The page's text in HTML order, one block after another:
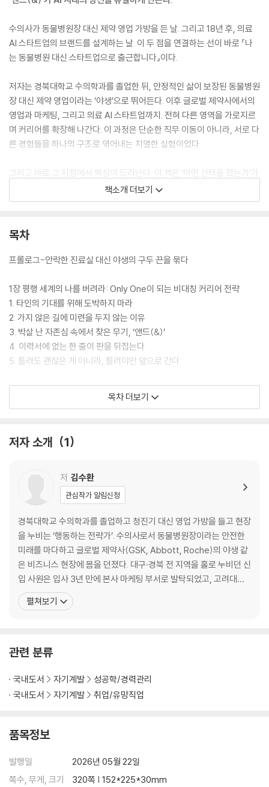
수의사가 동물병원장 대신 제약 영업 가방을 든 날. 그리고 18년 후, 의료
AI 스타트업의 브랜드를 설계하는 날. 이 두 점을 연결하는 선이 바로 『나
는 동물병원 대신 스타트업으로 출근합니다』이다.
저자는 경북대학교 수의학과를 졸업한 뒤, 안정적인 삶이 보장된 동물병원
장 대신 제약 영업이라는 ‘야생’으로 뛰어든다. 이후 글로벌 제약사에서의
영업과 마케팅, 그리고 의료 AI 스타트업까지. 전혀 다른 영역을 가로지르
며 커리어를 확장해 나간다. 이 과정은 단순한 직무 이동이 아니라, 서로 다
른 경험들을 하나의 구조로 엮어내는 치열한 실험이었다.
그리고 바로 그 지점에서 핵심이 드러난다. 이 책은 ‘어떤 선택을 했는가’가
아니라, ‘그 선택들을 어떻게 연결했는가’에 대한 이야기다. 안정과 불안,
성공과 실패, 본업과 ‘딴짓’ 사이에 흩어져 있던 경험들이 ‘앤드(&)’라는 방
대신, 누구도 대체할 수 없는 구조로 재편된다. 이 책이 독자에게 던지는 질
야 할 것인가.
책소개 더보기
목차
프롤로그-안락한 진료실 대신 야생의 구두 끈을 묶다
1장 평행 세계의 나를 버려라: Only One이 되는 비대칭 커리어 전략
1. 타인의 기대를 위해 도박하지 마라
2. 가지 않은 길에 미련을 두지 않는 이유
3. 박살 난 자존심 속에서 찾은 무기, ‘앤드(&)’
4. 이력서에 없는 한 줄이 판을 뒤집는다
5. 틀려도 괜찮은 게 아니라, 틀려야만 앞으로 간다
2장 규제의 역설을 활용하라: 첫 번째 앤드(&)는 이미 당신 안에 있다
1. 진입 장벽을 나만의 ‘해자’로 바꾸는 법
4. 구경꾼 100명보다 ‘광팬’ 1명이 전부다
6. 신뢰는 가장 강력한 자본이다
3장 커리어 안에서 앤드(&)를 설계하라 : 딴짓이 몸값을 결정한다
1. 안정적인 미래를 버리고 성장을 선택한 이유
2. 평가받지 말고 ‘제안’으로 판을 흔들어라
3. 압도적 생산성을 만드는 ‘본전 마인드’
4. 5,000만 원짜리 결석에서 배운 것
5. 말보다 여백이 당신을 더 비싸게 만든다
6. 유창함보다 무서운 ‘뻔뻔한 영어’의 힘
7. 월급 때문이 아니라 ‘나’를 위해 출근할 때
4장 리더십도 앤드(&)로 완성하라 : 시스템이 일하게 하는 법
2. 특진과 퇴사율 0%를 만든 ‘실패 공유’의 힘
3. 리더의 고독은 ‘관리’가 필요한 감정이다
6. 회사의 상장이 나의 성장은 아니다
8. 정답을 주지 말고 ‘방향’을 결정하라
목차 더보기
저자 소개 1
저 김수환
관심작가 알림신청
경북대학교 수의학과를 졸업하고 청진기 대신 영업 가방을 들고 현장
을 누비는 ‘행동하는 전략가’. 수의사로서 동물병원장이라는 안전한
미래를 마다하고 글로벌 제약사(GSK, Abbott, Roche)의 야생 같
은 비즈니스 현장에 몸을 던졌다. 대구·경북 전 지역을 홀로 누비던 신
입 사원은 입사 3년 만에 본사 마케팅 부서로 발탁되었고, 고려대학
교경영전문대학원(MBA) 졸업을 포함해 18년 동안 헬스케어 비즈니
스의 최전선에서 ‘전략적 실행력’ 하나로 자신을 증명해 왔다. 단순히
펼쳐보기
관련 분류
국내도서 자기계발
성공학/경력관리
국내도서
자기계발 취업/유망직업
품목정보
발행일
2026년 05월 22일
쪽수, 무게, 크기
320쪽 | 152*225*30mm